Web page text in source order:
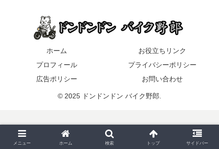
ホーム
お役立ちリンク
プロフィール
プライバシーポリシー
広告ポリシー
お問い合わせ
© 2025 ドンドンドン バイク野郎.
メニュー ホーム 検索 トップ サイドバー